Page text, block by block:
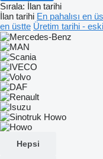
Sırala: İlan tarihi
İlan tarihi En pahalısı en
en üstte Üretim tarihi -
Hepsi